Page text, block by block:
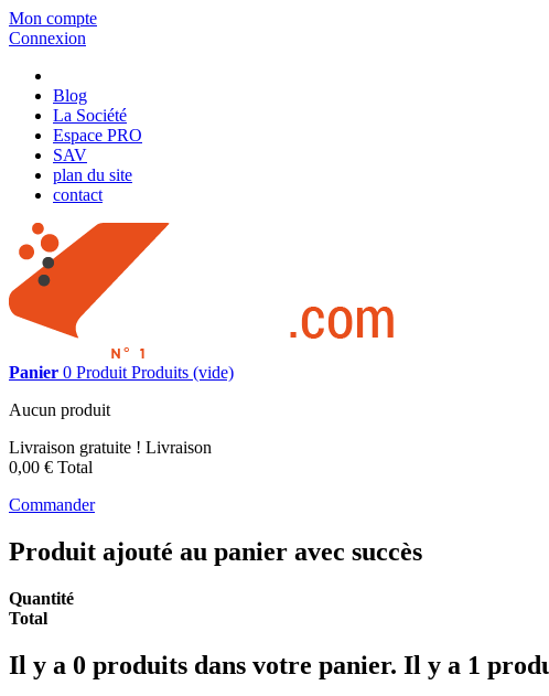
Mon compte
Connexion
Blog
La Société
Espace PRO
SAV
plan du site
contact
Panier 0 Produit Produits (vide)
Aucun produit
Livraison gratuite ! Livraison
0,00 € Total
Commander
Produit ajouté au panier avec succès
Quantité
Total
Il y a 0 produits dans votre panier. Il y a 1